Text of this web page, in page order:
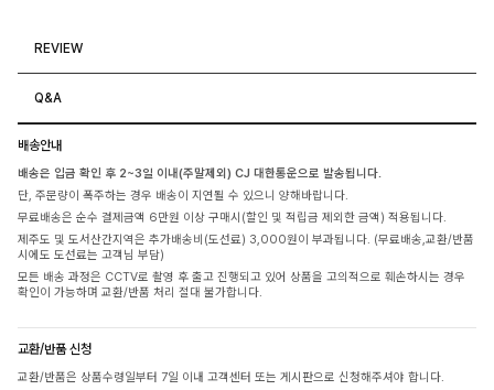
REVIEW
Q&A
배송안내
배송은 입금 확인 후 2~3일 이내(주말제외) CJ 대한통운으로 발송됩니다.
단, 주문량이 폭주하는 경우 배송이 지연될 수 있으니 양해바랍니다.
무료배송은 순수 결제금액 6만원 이상 구매시(할인 및 적립금 제외한 금액) 적용됩니다.
제주도 및 도서산간지역은 추가배송비(도선료) 3,000원이 부과됩니다. (무료배송,교환/반품
시에도 도선료는 고객님 부담)
모든 배송 과정은 CCTV로 촬영 후 출고 진행되고 있어 상품을 고의적으로 훼손하시는 경우
확인이 가능하며 교환/반품 처리 절대 불가합니다.
교환/반품 신청
교환/반품은 상품수령일부터 7일 이내 고객센터 또는 게시판으로 신청해주셔야 합니다.